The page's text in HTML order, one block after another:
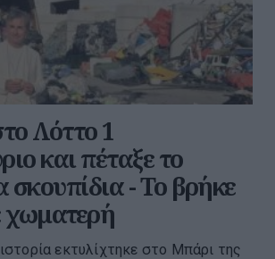
Λόττο 1
και πέταξε το
σκουπίδια - Το βρήκε
χωματερή
εκτυλίχτηκε στο Μπάρι της